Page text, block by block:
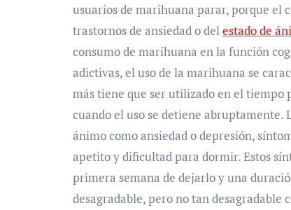
usuarios de marihuana parar, porque el
trastornos de ansiedad o delestado de
consumo de marihuana en la función
adictivas, el uso de la marihuana se
más tiene que ser utilizado en el
cuando el uso se detiene
ánimo como ansiedad o depresión,
apetito y dificultad para dormir. Estos
primera semana de dejarlo y una
desagradable, pero no tan